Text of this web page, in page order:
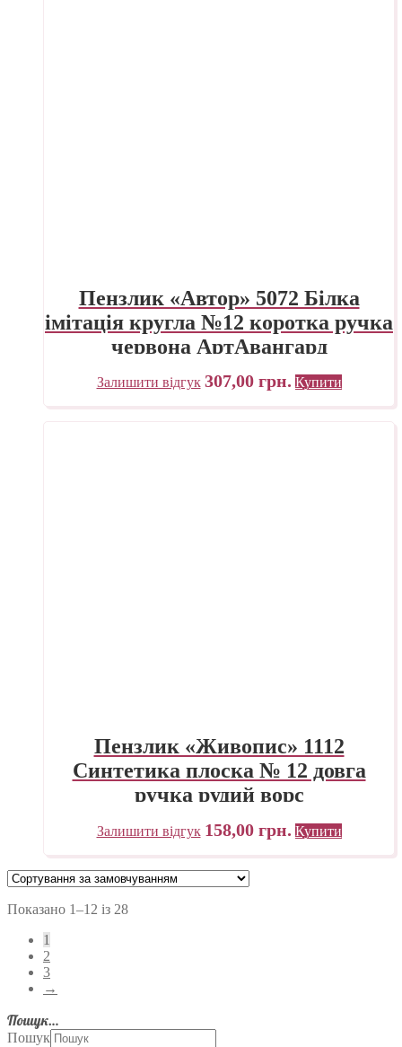
Пензлик «Автор» 5072 Білка
імітація кругла №12 коротка ручка
червона АртАвангард
Залишити відгук 307,00 грн. Купити
Пензлик «Живопис» 1112
Синтетика плоска № 12 довга
ручка рудий ворс
Залишити відгук 158,00 грн. Купити
Показано 1–12 із 28
1
2
3
→
Пошук…
Пошук